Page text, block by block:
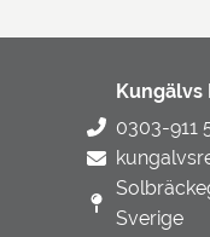
Kungälvs
0303-911
Sverige